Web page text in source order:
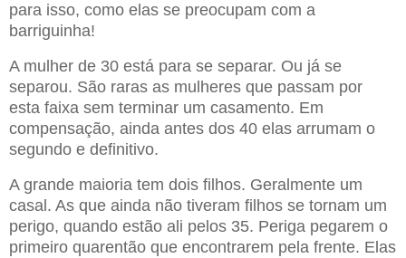
para isso, como elas se preocupam com a
barriguinha!
A mulher de 30 está para se separar. Ou já se
separou. São raras as mulheres que passam por
esta faixa sem terminar um casamento. Em
compensação, ainda antes dos 40 elas arrumam o
segundo e definitivo.
A grande maioria tem dois filhos. Geralmente um
casal. As que ainda não tiveram filhos se tornam um
perigo, quando estão ali pelos 35. Periga pegarem o
primeiro quarentão que encontrarem pela frente. Elas